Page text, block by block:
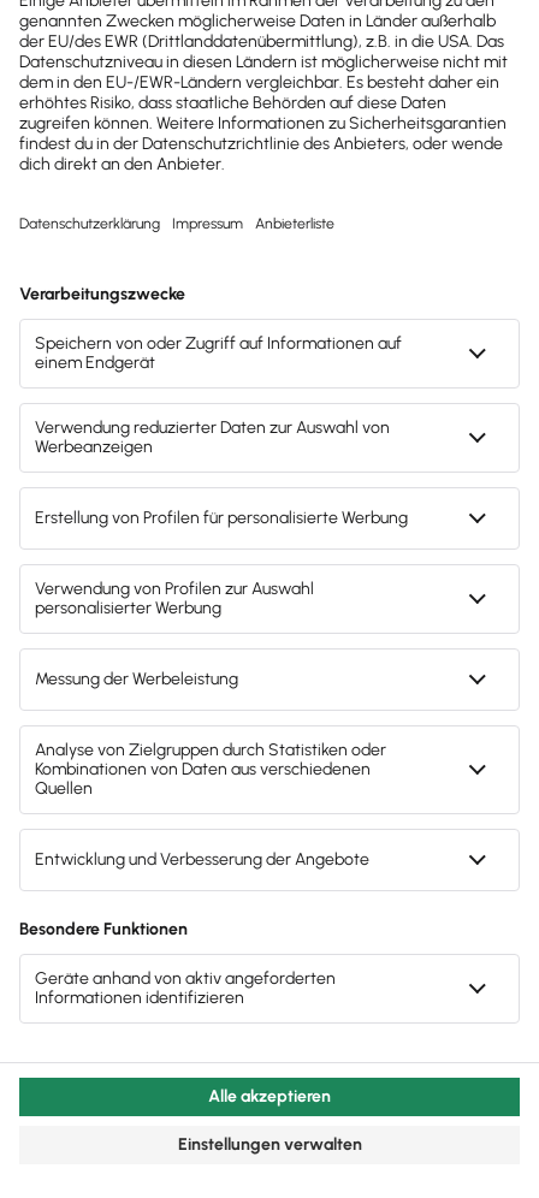
Fazit: Die Rückkehr zur Meisterpflicht bietet Chancen
sowie Risiken für Handwerker
Drucken / PDF speichern
Newsletter abonnieren
Passende Themen
Rechtsformen
wir auf diesem Portal, wann immer möglich, genderneutrale
Bezeichnungen. Daneben weichen wir auf das generische Maskulinum
aus. Hiermit sind ausdrücklich alle Geschlechter (m/w/d) mitgemeint.
Diese Vorgehensweise hat lediglich redaktionelle Gründe und
beinhaltet keinerlei Wertung.
Fachartikel & News
Noch mehr zum Thema
Unternehmensführung
Alle Artikel zum Thema anzeigen
Mitarbeiter & Gehalt